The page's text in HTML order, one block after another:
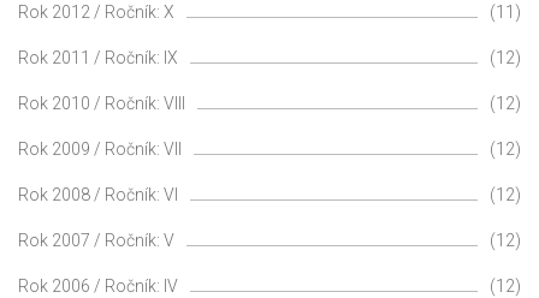
Rok 2012 / Ročník: X (11)
Rok 2011 / Ročník: IX (12)
Rok 2010 / Ročník: VIII (12)
Rok 2009 / Ročník: VII (12)
Rok 2008 / Ročník: VI (12)
Rok 2007 / Ročník: V (12)
Rok 2006 / Ročník: IV (12)